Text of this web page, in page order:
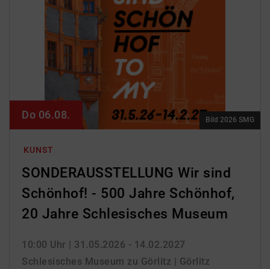
KUNST
SONDERAUSSTELLUNG Wir sind
Schönhof! - 500 Jahre Schönhof,
20 Jahre Schlesisches Museum
10:00 Uhr | 31.05.2026 - 14.02.2027
Schlesisches Museum zu Görlitz | Görlitz
Do 06.08. Bild 2026 SMG